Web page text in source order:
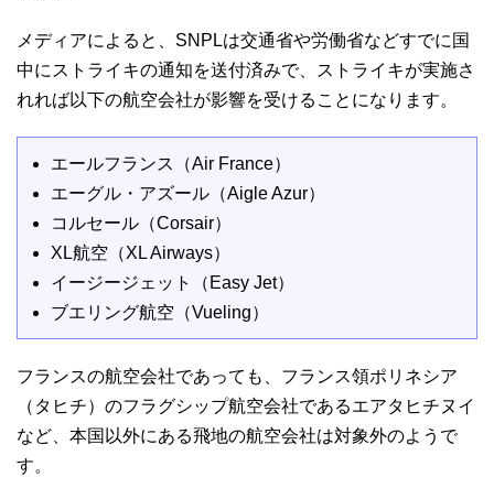
メディアによると、SNPLは交通省や労働省などすでに国
中にストライキの通知を送付済みで、ストライキが実施さ
れれば以下の航空会社が影響を受けることになります。
エールフランス（Air France）
エーグル・アズール（Aigle Azur）
コルセール（Corsair）
XL航空（XL Airways）
イージージェット（Easy Jet）
ブエリング航空（Vueling）
フランスの航空会社であっても、フランス領ポリネシア
（タヒチ）のフラグシップ航空会社であるエアタヒチヌイ
など、本国以外にある飛地の航空会社は対象外のようで
す。